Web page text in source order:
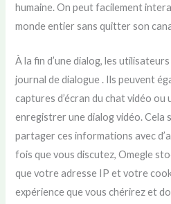
humaine. On peut facilement
monde entier sans quitter son
À la fin d’une dialog, les
journal de dialogue . Ils peuvent
captures d’écran du chat vidéo
enregistrer une dialog vidéo. Cela
partager ces informations avec
fois que vous discutez, Omegle
que votre adresse IP et votre
expérience que vous chérirez et